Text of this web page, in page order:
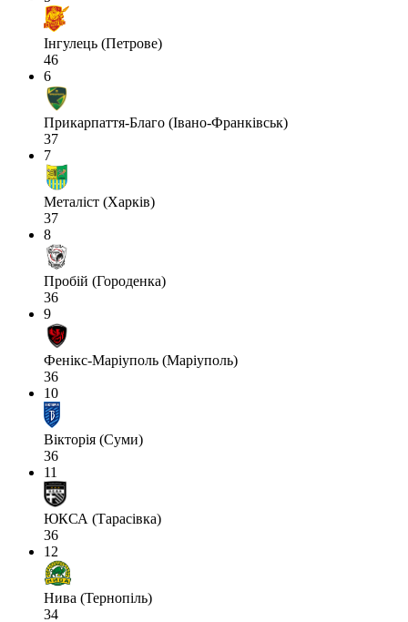
Інгулець (Петрове)
46
6
Прикарпаття-Благо (Івано-Франківськ)
37
7
Металіст (Харків)
37
8
Пробій (Городенка)
36
9
Фенікс-Маріуполь (Маріуполь)
36
10
Вікторія (Суми)
36
11
ЮКСА (Тарасівка)
36
12
Нива (Тернопіль)
34